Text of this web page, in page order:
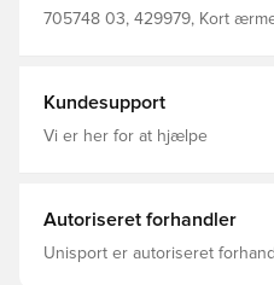
705748 03, 429979, Kort
Kundesupport
Vi er her for at hjælpe
Autoriseret forhandler
Unisport er autoriseret